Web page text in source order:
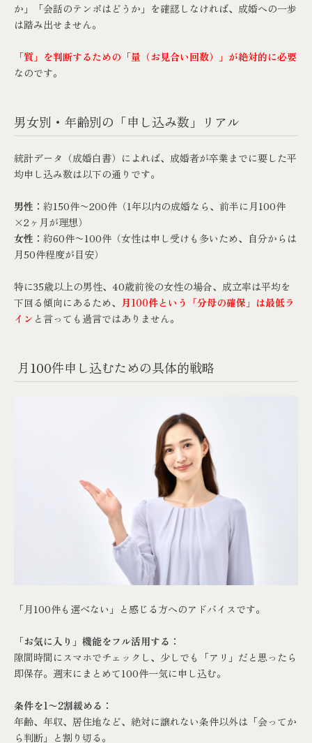
か」「会話のテンポはどうか」を確認しなければ、成婚への一歩
は踏み出せません。
「質」を判断するための「量（お見合い回数）」が絶対的に必要
なのです。
男女別・年齢別の「申し込み数」リアル
統計データ（成婚白書）によれば、成婚者が卒業までに要した平
均申し込み数は以下の通りです。
男性： 約150件〜200件（1年以内の成婚なら、前半に月100件
×2ヶ月が理想）
女性： 約60件〜100件（女性は申し受けも多いため、自分からは
月50件程度が目安）
特に35歳以上の男性、40歳前後の女性の場合、成立率は平均を
下回る傾向にあるため、 月100件という「分母の確保」は最低ラ
イン と言っても過言ではありません。
月100件申し込むための具体的戦略
「月100件も選べない」と感じる方へのアドバイスです。
「お気に入り」機能をフル活用する：
隙間時間にスマホでチェックし、少しでも「アリ」だと思ったら
即保存。週末にまとめて100件一気に申し込む。
条件を1〜2割緩める：
年齢、年収、居住地など、絶対に譲れない条件以外は「会ってか
ら判断」と割り切る。